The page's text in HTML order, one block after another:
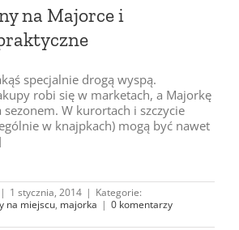
na Majorce i
specjalnie drogą wyspą.
robi się w marketach, a Majorkę
W kurortach i szczycie
w knajpkach) mogą być nawet
| 1 stycznia, 2014 | Kategorie:
na miejscu, majorka | 0 komentarzy